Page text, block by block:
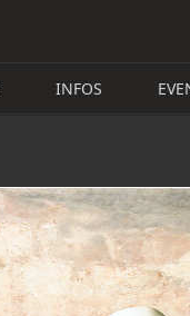
INFOS